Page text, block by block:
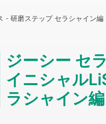
- 研磨ステップ セラシャイン編
ジーシー セ
イニシャル
ラシャイン編